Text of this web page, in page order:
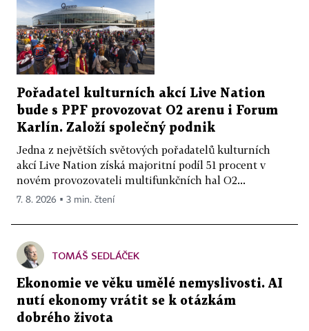
Pořadatel kulturních akcí Live Nation
bude s PPF provozovat O2 arenu i Forum
Karlín. Založí společný podnik
Jedna z největších světových pořadatelů kulturních
akcí Live Nation získá majoritní podíl 51 procent v
novém provozovateli multifunkčních hal O2...
7. 8. 2026 ▪ 3 min. čtení
TOMÁŠ SEDLÁČEK
Ekonomie ve věku umělé nemyslivosti. AI
nutí ekonomy vrátit se k otázkám
dobrého života